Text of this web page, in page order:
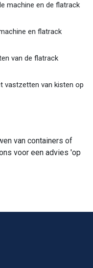
machine en de flatrack
en flatrack
van de flatrack
vastzetten van kisten op
van containers of
voor een advies 'op